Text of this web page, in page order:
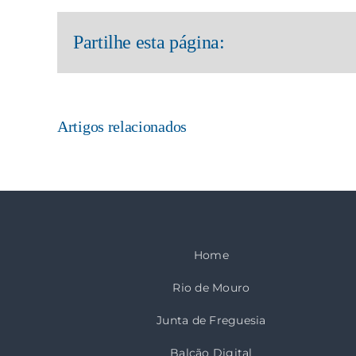
Partilhe esta página:
Artigos relacionados
Home
Rio de Mouro
Junta de Freguesia
Balcão Digital